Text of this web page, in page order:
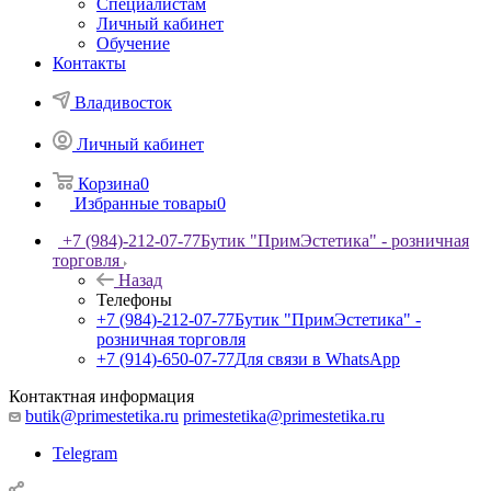
Специалистам
Личный кабинет
Обучение
Контакты
Владивосток
Личный кабинет
Корзина0
Избранные товары0
+7 (984)-212-07-77Бутик "ПримЭстетика" - розничная
торговля
Назад
Телефоны
+7 (984)-212-07-77Бутик "ПримЭстетика" -
розничная торговля
+7 (914)-650-07-77Для связи в WhatsApp
Контактная информация
butik@primestetika.ru primestetika@primestetika.ru
Telegram